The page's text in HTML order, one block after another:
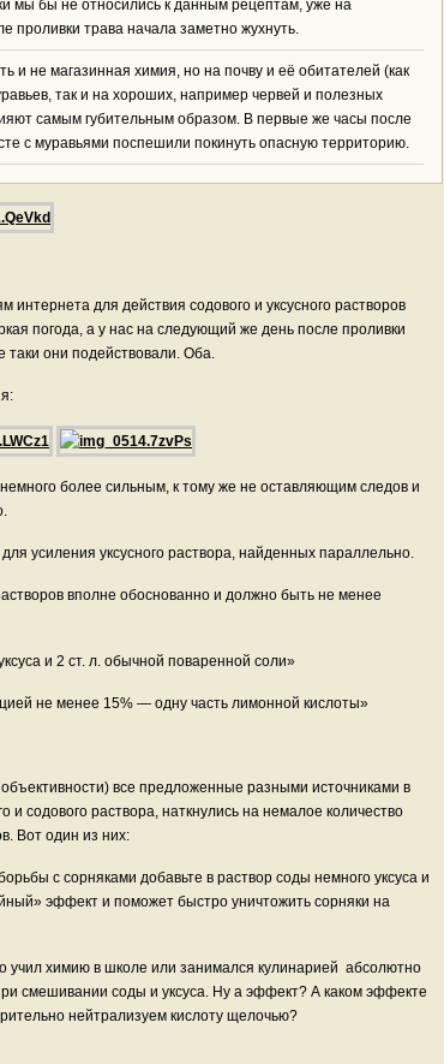
мы бы не относились к данным рецептам, уже на
проливки трава начала заметно жухнуть.
и не магазинная химия, но на почву и её обитателей (как
так и на хороших, например червей и полезных
самым губительным образом. В первые же часы после
с муравьями поспешили покинуть опасную территорию.
интернета для действия содового и уксусного растворов
погода, а у нас на следующий же день после проливки
таки они подействовали. Оба.
более сильным, к тому же не оставляющим следов и
усиления уксусного раствора, найденных параллельно.
вполне обоснованно и должно быть не менее
и 2 ст. л. обычной поваренной соли»
не менее 15% — одну часть лимонной кислоты»
все предложенные разными источниками в
и содового раствора, наткнулись на немалое количество
Вот один из них:
с сорняками добавьте в раствор соды немного уксуса и
эффект и поможет быстро уничтожить сорняки на
учил химию в школе или занимался кулинарией абсолютно
смешивании соды и уксуса. Ну а эффект? А каком эффекте
нейтрализуем кислоту щелочью?